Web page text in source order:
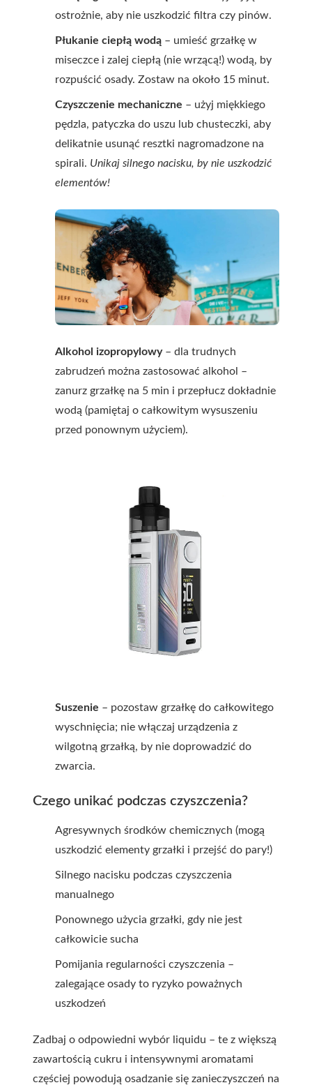
ostrożnie, aby nie uszkodzić filtra czy pinów.
Płukanie ciepłą wodą – umieść grzałkę w
miseczce i zalej ciepłą (nie wrzącą!) wodą, by
rozpuścić osady. Zostaw na około 15 minut.
Czyszczenie mechaniczne – użyj miękkiego
pędzla, patyczka do uszu lub chusteczki, aby
delikatnie usunąć resztki nagromadzone na
spirali. Unikaj silnego nacisku, by nie uszkodzić
elementów!
Alkohol izopropylowy– dla trudnych
zabrudzeń można zastosować alkohol –
zanurz grzałkę na 5 min i przepłucz dokładnie
wodą (pamiętaj o całkowitym wysuszeniu
przed ponownym użyciem).
Suszenie – pozostaw grzałkę do całkowitego
wyschnięcia; nie włączaj urządzenia z
wilgotną grzałką, by nie doprowadzić do
zwarcia.
Czego unikać podczas czyszczenia?
Agresywnych środków chemicznych (mogą
uszkodzić elementy grzałki i przejść do pary!)
Silnego nacisku podczas czyszczenia
manualnego
Ponownego użycia grzałki, gdy nie jest
całkowicie sucha
Pomijania regularności czyszczenia –
zalegające osady to ryzyko poważnych
uszkodzeń
Zadbaj o odpowiedni wybór liquidu – te z większą
zawartością cukru i intensywnymi aromatami
częściej powodują osadzanie się zanieczyszczeń na